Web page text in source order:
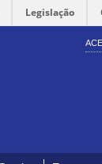
Legislação